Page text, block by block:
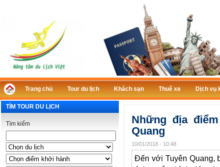
Trang chủ Tour du lịch Khách sạn Thuê xe Dịch vụ
TÌM TOUR DU LỊCH
Tìm kiếm
Những địa
Quang
10/01/2018 - 10:48
Đến với Tuyên Quang,